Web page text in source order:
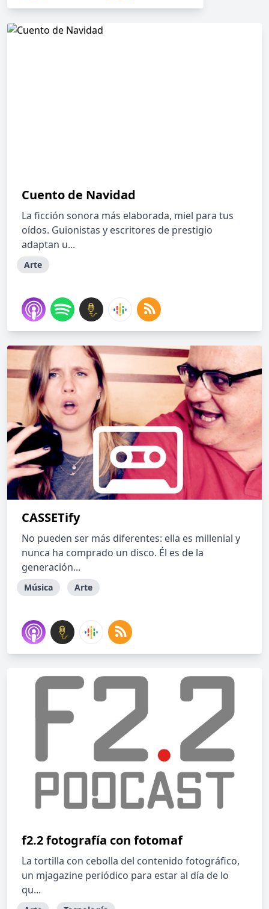
Cuento de Navidad
La ficción sonora más elaborada, miel para tus
oídos. Guionistas y escritores de prestigio
adaptan u...
Arte
CASSETify
No pueden ser más diferentes: ella es millenial y
nunca ha comprado un disco. Él es de la
generación...
Música Arte
f2.2 fotografía con fotomaf
La tortilla con cebolla del contenido fotográfico,
un mjagazine periódico para estar al día de lo
qu...